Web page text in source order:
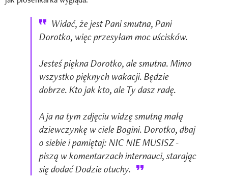
Widać, że jest Pani smutna, Pani
Dorotko, więc przesyłam moc uścisków.
Jesteś piękna Dorotko, ale smutna. Mimo
wszystko pięknych wakacji. Będzie
dobrze. Kto jak kto, ale Ty dasz radę.
A ja na tym zdjęciu widzę smutną małą
dziewczynkę w ciele Bogini. Dorotko, dbaj
o siebie i pamiętaj: NIC NIE MUSISZ -
piszą w komentarzach internauci, starając
się dodać Dodzie otuchy.